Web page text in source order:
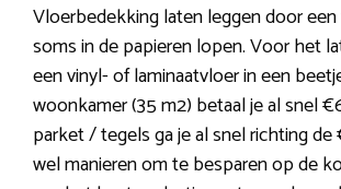
Vloerbedekking laten leggen door
soms in de papieren lopen. Voor het
een vinyl- of laminaatvloer in een
woonkamer (35 m2) betaal je al snel
parket / tegels ga je al snel richting de
wel manieren om te besparen op de